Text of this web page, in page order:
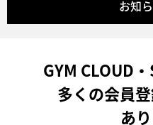
お知
GYM CLOUD
多くの会員
あり